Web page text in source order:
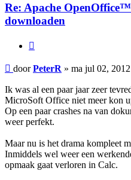
Re: Apache
downloaden
Bericht
doorPeterR » ma jul 02,
Ik was al een paar jaar zeer
MicroSoft Office niet meer kon
Op een paar crashes na van
weer perfekt.
Maar nu is het drama kompleet
Inmiddels wel weer een
opmaak gaat verloren in Calc.